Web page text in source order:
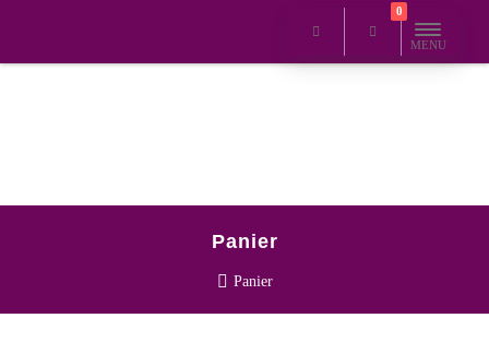
0
MENU
Panier
Panier